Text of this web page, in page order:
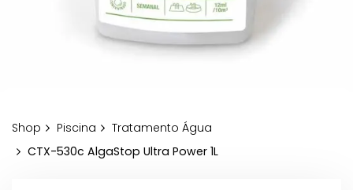
Shop Piscina
Tratamento Água
CTX-530c AlgaStop Ultra Power 1L